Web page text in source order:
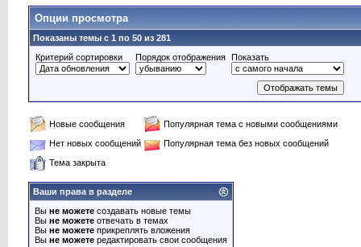
Опции просмотра
Показаны темы с 1 по 50 из 281
Критерий сортировки
Порядок отображения Показать
Новые сообщения
Популярная тема с новыми сообщениями
Нет новых сообщений
Популярная тема без новых сообщений
Тема закрыта
Ваши права в разделе
Вы не можете создавать новые темы
Вы не можете отвечать в темах
Вы не можете прикреплять вложения
Вы не можете редактировать свои сообщения